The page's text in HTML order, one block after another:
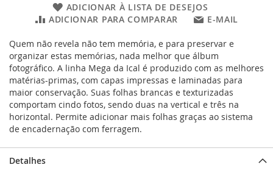
ADICIONAR À LISTA DE DESEJOS
ADICIONAR PARA COMPARAR
E-MAIL
Quem não revela não tem memória, e para preservar e
organizar estas memórias, nada melhor que álbum
fotográfico. A linha Mega da Ical é produzido com as melhores
matérias-primas, com capas impressas e laminadas para
maior conservação. Suas folhas brancas e texturizadas
comportam cindo fotos, sendo duas na vertical e três na
horizontal. Permite adicionar mais folhas graças ao sistema
de encadernação com ferragem.
Detalhes